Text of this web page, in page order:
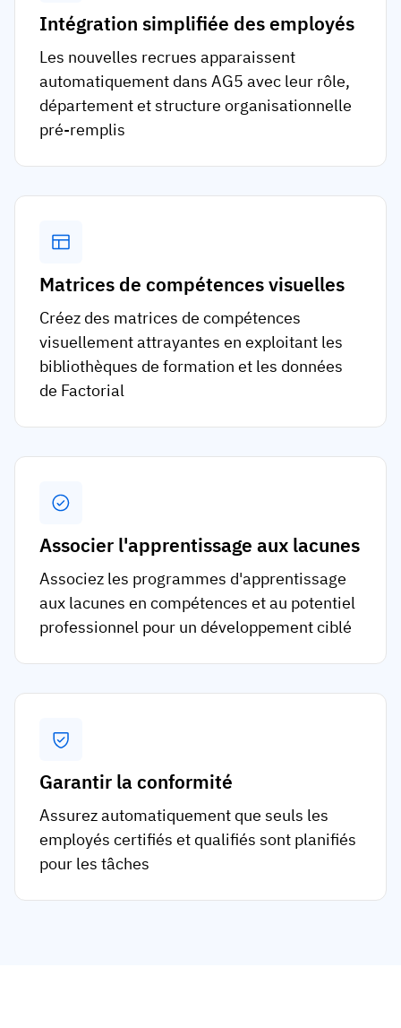
Intégration simplifiée des employés
Les nouvelles recrues apparaissent
automatiquement dans AG5 avec leur rôle,
département et structure organisationnelle
pré-remplis
Matrices de compétences visuelles
Créez des matrices de compétences
visuellement attrayantes en exploitant les
bibliothèques de formation et les données
de Factorial
Associer l'apprentissage aux lacunes
Associez les programmes d'apprentissage
aux lacunes en compétences et au potentiel
professionnel pour un développement ciblé
Garantir la conformité
Assurez automatiquement que seuls les
employés certifiés et qualifiés sont planifiés
pour les tâches